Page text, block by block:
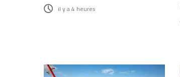
il y a 4 heures